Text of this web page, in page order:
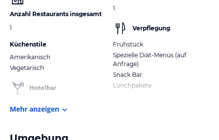
Anzahl Restaurants insgesamt
1
Küchenstile
Amerikanisch
Vegetarisch
Hotelbar
1
Verpflegung
Frühstück
Spezielle Diät-Menüs (auf
Anfrage)
Snack Bar
Lunchpakete
Mehr anzeigen